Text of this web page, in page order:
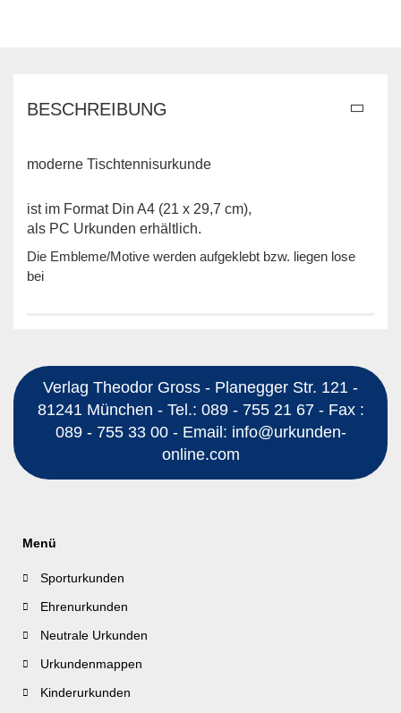
BESCHREIBUNG
moderne Tischtennisurkunde
ist im Format Din A4 (21 x 29,7 cm),
als PC Urkunden erhältlich.
Die Embleme/Motive werden aufgeklebt bzw. liegen lose
bei
Verlag Theodor Gross - Planegger Str. 121 -
81241 München - Tel.: 089 - 755 21 67 - Fax :
089 - 755 33 00 - Email: info@urkunden-
online.com
Menü
Sporturkunden
Ehrenurkunden
Neutrale Urkunden
Urkundenmappen
Kinderurkunden